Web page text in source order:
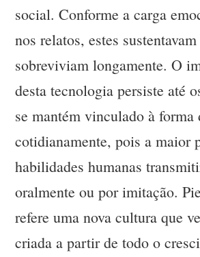
social. Conforme a carga
nos relatos, estes
sobreviviam longamente. O
desta tecnologia persiste até
se mantém vinculado à forma
cotidianamente, pois a maior
habilidades humanas
oralmente ou por imitação.
refere uma nova cultura que
criada a partir de todo o